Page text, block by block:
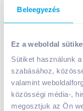
Beleegyezés
Ez a weboldal
Sütiket használunk
szabásához,
valamint
közösségi média-,
megosztjuk az Ön
Reggia
Nettó